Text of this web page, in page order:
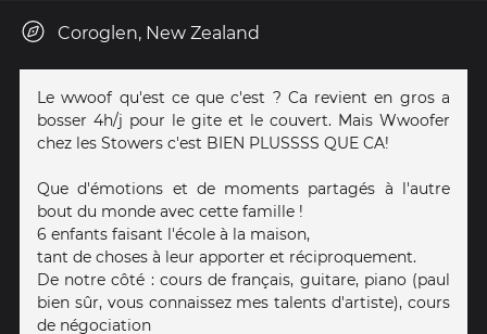
Coroglen, New Zealand
Le wwoof qu'est ce que c'est ? Ca revient en gros a
bosser 4h/j pour le gite et le couvert. Mais Wwoofer
chez les Stowers c'est BIEN PLUSSSS QUE CA!
Que d'émotions et de moments partagés à l'autre
bout du monde avec cette famille !
6 enfants faisant l'école à la maison,
tant de choses à leur apporter et réciproquement.
De notre côté : cours de français, guitare, piano (paul
bien sûr, vous connaissez mes talents d'artiste), cours
de négociation